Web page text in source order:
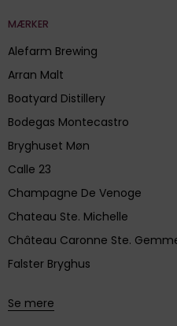
MÆRKER
Alefarm Brewing
Arran Malt
Boatyard Distillery
Bodegas Montecastro
Bryghuset Møn
Calle 23
Champagne De Venoge
Chateau Ste. Michelle
Château Caronne Ste.
Falster Bryghus
Se mere